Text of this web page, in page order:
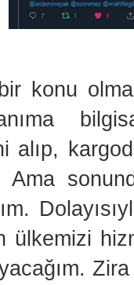
konu
alıp,